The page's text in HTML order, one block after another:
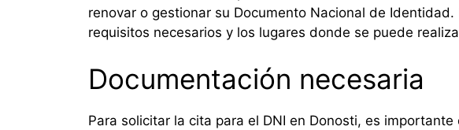
renovar o gestionar su Documento Nacional de
requisitos necesarios y los lugares donde se puede
Documentación necesaria
Para solicitar la cita para el DNI en Donosti, es